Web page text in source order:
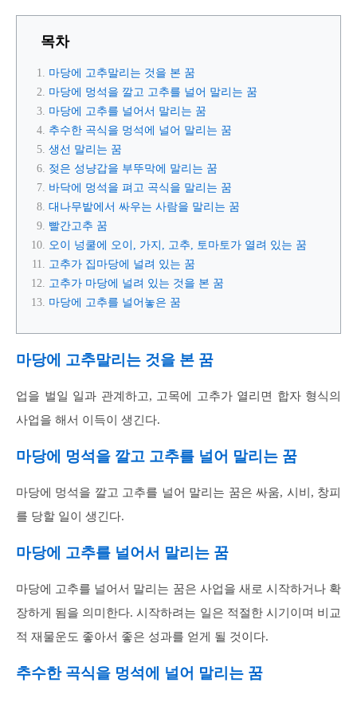
목차
마당에 고추말리는 것을 본 꿈
마당에 멍석을 깔고 고추를 널어 말리는 꿈
마당에 고추를 널어서 말리는 꿈
추수한 곡식을 멍석에 널어 말리는 꿈
생선 말리는 꿈
젖은 성냥갑을 부뚜막에 말리는 꿈
바닥에 멍석을 펴고 곡식을 말리는 꿈
대나무밭에서 싸우는 사람을 말리는 꿈
빨간고추 꿈
오이 넝쿨에 오이, 가지, 고추, 토마토가 열려 있는 꿈
고추가 집마당에 널려 있는 꿈
고추가 마당에 널려 있는 것을 본 꿈
마당에 고추를 널어놓은 꿈
마당에 고추말리는 것을 본 꿈
업을 벌일 일과 관계하고, 고목에 고추가 열리면 합자 형식의
사업을 해서 이득이 생긴다.
마당에 멍석을 깔고 고추를 널어 말리는 꿈
마당에 멍석을 깔고 고추를 널어 말리는 꿈은 싸움, 시비, 창피
를 당할 일이 생긴다.
마당에 고추를 널어서 말리는 꿈
마당에 고추를 널어서 말리는 꿈은 사업을 새로 시작하거나 확
장하게 됨을 의미한다. 시작하려는 일은 적절한 시기이며 비교
적 재물운도 좋아서 좋은 성과를 얻게 될 것이다.
추수한 곡식을 멍석에 널어 말리는 꿈